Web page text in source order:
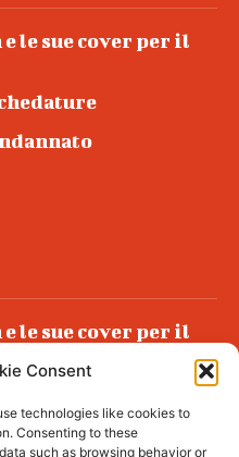
Consent
technologies like cookies to
Consenting to these
such as browsing behavior or
le sue cover per il
le sue cover per il